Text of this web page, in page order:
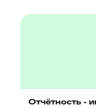
Отчётность -